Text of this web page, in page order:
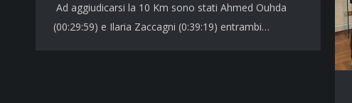
Ad aggiudicarsi la 10 Km sono stati Ahmed Ouhda
(00:29:59) e Ilaria Zaccagni (0:39:19) entrambi…